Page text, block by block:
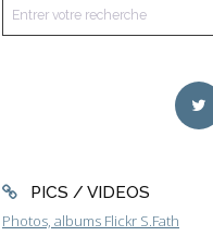
PICS / VIDEOS
Photos, albums Flickr S.Fath